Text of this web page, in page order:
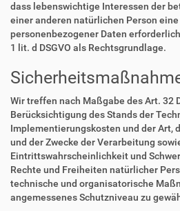
dass lebenswichtige Interessen der
einer anderen natürlichen Person
personenbezogener Daten
1 lit. d DSGVO als Rechtsgrundlage.
Wir treffen nach Maßgabe des Art. 32
Berücksichtigung des Stands der
Implementierungskosten und der Art,
und der Zwecke der Verarbeitung
Eintrittswahrscheinlichkeit und
Rechte und Freiheiten natürlicher
technische und organisatorische
angemessenes Schutzniveau zu